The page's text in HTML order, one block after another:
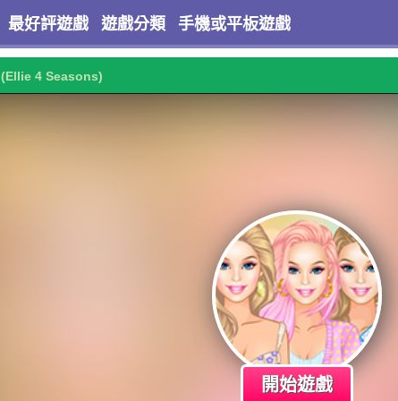
最好評遊戲 遊戲分類 手機或平板遊戲
(Ellie 4 Seasons)
開始遊戲